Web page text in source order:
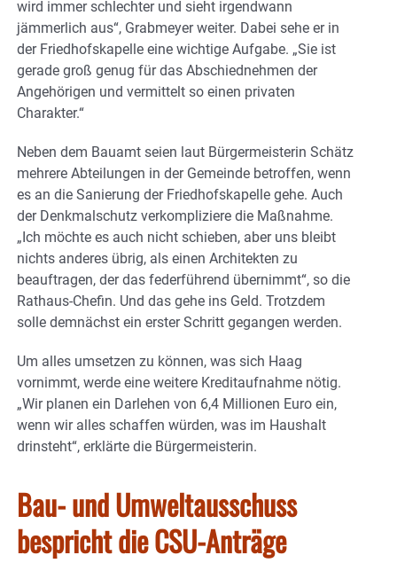
wird immer schlechter und sieht irgendwann
jämmerlich aus“, Grabmeyer weiter. Dabei sehe er in
der Friedhofskapelle eine wichtige Aufgabe. „Sie ist
gerade groß genug für das Abschiednehmen der
Angehörigen und vermittelt so einen privaten
Charakter.“
Neben dem Bauamt seien laut Bürgermeisterin Schätz
mehrere Abteilungen in der Gemeinde betroffen, wenn
es an die Sanierung der Friedhofskapelle gehe. Auch
der Denkmalschutz verkompliziere die Maßnahme.
„Ich möchte es auch nicht schieben, aber uns bleibt
nichts anderes übrig, als einen Architekten zu
beauftragen, der das federführend übernimmt“, so die
Rathaus-Chefin. Und das gehe ins Geld. Trotzdem
solle demnächst ein erster Schritt gegangen werden.
Um alles umsetzen zu können, was sich Haag
vornimmt, werde eine weitere Kreditaufnahme nötig.
„Wir planen ein Darlehen von 6,4 Millionen Euro ein,
wenn wir alles schaffen würden, was im Haushalt
drinsteht“, erklärte die Bürgermeisterin.
Bau- und Umweltausschuss
bespricht die CSU-Anträge